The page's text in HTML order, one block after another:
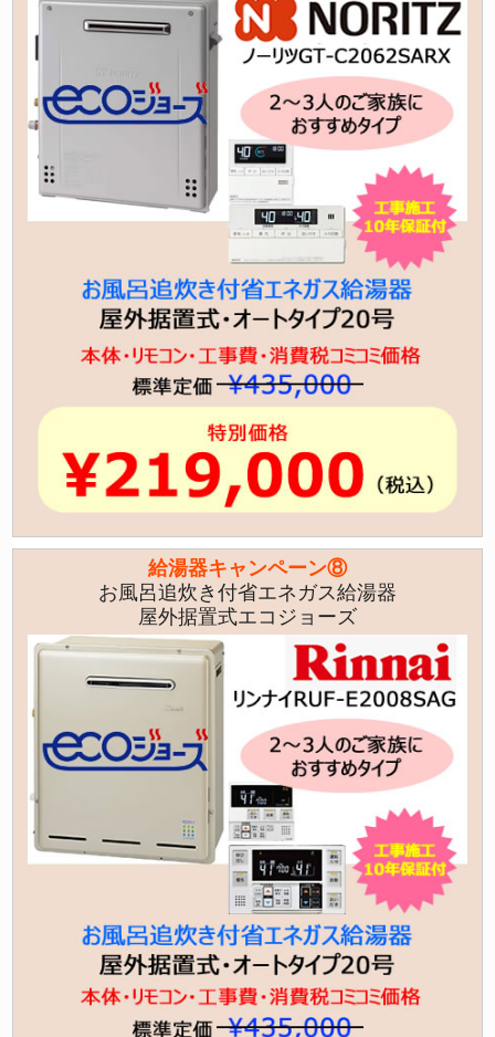
給湯器キャンペーン⑧
お風呂追炊き付省エネガス給湯器
屋外据置式エコジョーズ